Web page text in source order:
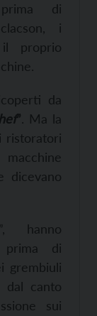
di
i
il proprio
da
”. Ma la
ristoratori
dicevano
”, hanno
prima di
grembiuli
dal canto
sui